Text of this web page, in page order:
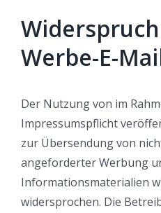
Werbe-E-
Der Nutzung von im
Impressumspflicht
zur Übersendung von
angeforderter Werbung
Informationsmaterialien
widersprochen. Die
DER DIREKTE